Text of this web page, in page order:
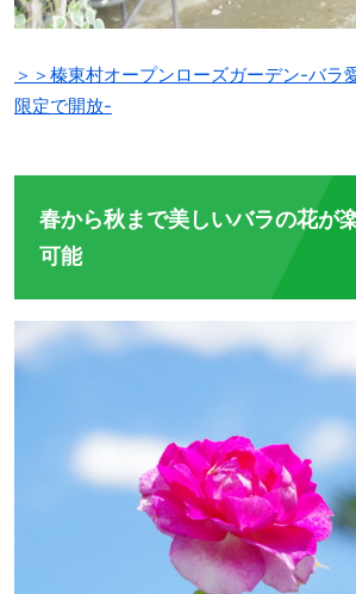
＞＞榛東村オープンローズガーデン-バラ
限定で開放-
春から秋まで美しいバラの花が
可能